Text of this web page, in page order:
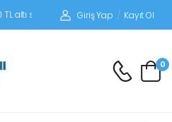
siparişlerinizde siparişleriniz alıcı
Giriş Yap / Kayıt Ol
0